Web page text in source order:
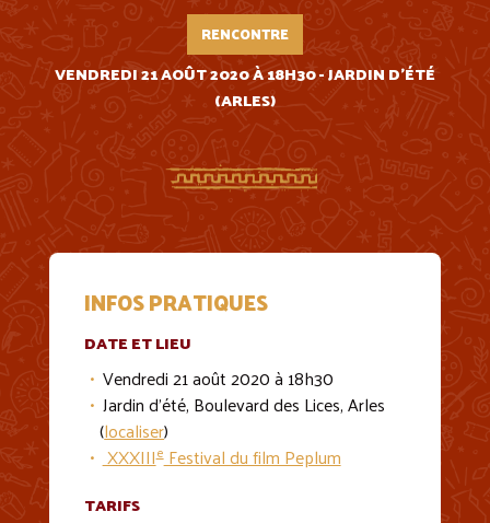
RENCONTRE
VENDREDI 21 AOÛT 2020 À 18H30 - JARDIN D'ÉTÉ
(ARLES)
INFOS PRATIQUES
DATE ET LIEU
Vendredi 21 août 2020 à 18h30
Jardin d'été, Boulevard des Lices, Arles
(localiser)
XXXIIIeFestival du film Peplum
TARIFS